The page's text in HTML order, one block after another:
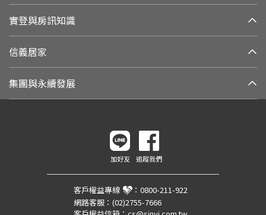
實登與房訊知識
信義居家
集團與永續發展
加好友 追蹤我們
客戶權益專線 ： 0800-211-922
網路客服： (02)2755-7666